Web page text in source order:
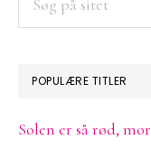
POPULÆRE TITLER
Solen er så rød, mor